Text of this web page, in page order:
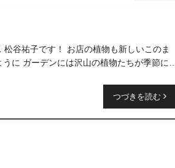
谷祐子です！ お店の植物も新しいこのま
に ガーデンには沢山の植物たちが季節に合
つづきを読む